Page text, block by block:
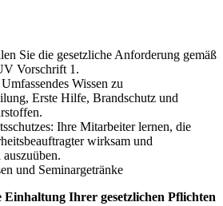
Sie die gesetzliche Anforderung gemäß
Vorschrift 1.
Wissen zu
Erste Hilfe, Brandschutz und
Ihre Mitarbeiter lernen, die
wirksam und
und Seminargetränke
Einhaltung Ihrer gesetzlichen Pflichten